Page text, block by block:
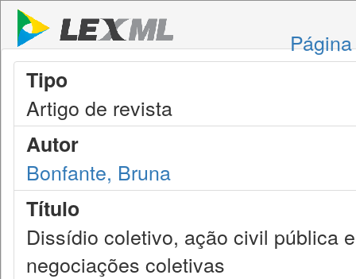
Tipo
Artigo de revista
Autor
Bonfante, Bruna
Título
Dissídio coletivo, ação civil pública
negociações coletivas